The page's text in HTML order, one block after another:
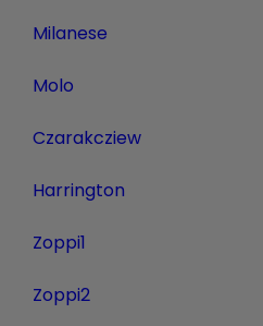
CONTATTI
ACCOUNT
Milanese
Molo
Czarakcziew
Harrington
Zoppi1
Zoppi2